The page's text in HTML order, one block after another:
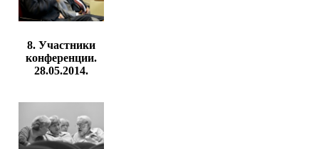
8. Участники
конференции.
28.05.2014.